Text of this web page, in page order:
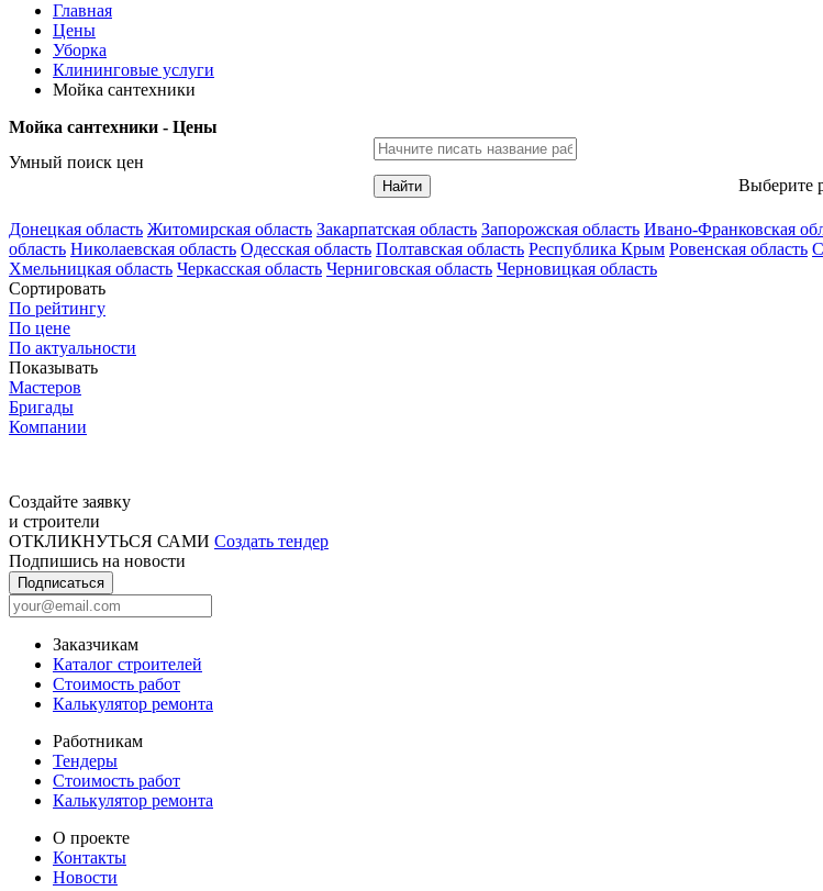
Главная
Цены
Уборка
Клининговые услуги
Мойка сантехники
Мойка сантехники - Цены
Умный поиск цен
Найти Выберите
Донецкая область Житомирская область Закарпатская область Запорожская область Ивано-Франковская
область Николаевская область Одесская область Полтавская область Республика Крым Ровенская область
Хмельницкая область Черкасская область Черниговская область Черновицкая область
Сортировать
По рейтингу
По цене
По актуальности
Показывать
Мастеров
Бригады
Компании
Создайте заявку
и строители
ОТКЛИКНУТЬСЯ САМИ Создать тендер
Подпишись на новости
Подписаться
Заказчикам
Каталог строителей
Стоимость работ
Калькулятор ремонта
Работникам
Тендеры
Стоимость работ
Калькулятор ремонта
О проекте
Контакты
Новости